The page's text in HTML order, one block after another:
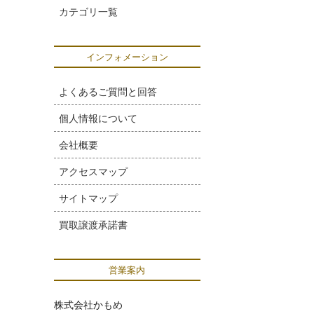
カテゴリ一覧
インフォメーション
よくあるご質問と回答
個人情報について
会社概要
アクセスマップ
サイトマップ
買取譲渡承諾書
営業案内
株式会社かもめ